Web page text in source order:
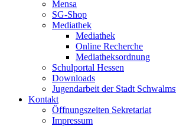
Mensa
SG-Shop
Mediathek
Mediathek
Online Recherche
Mediatheksordnung
Schulportal Hessen
Downloads
Jugendarbeit der Stadt
Kontakt
Öffnungszeiten Sekretariat
Impressum